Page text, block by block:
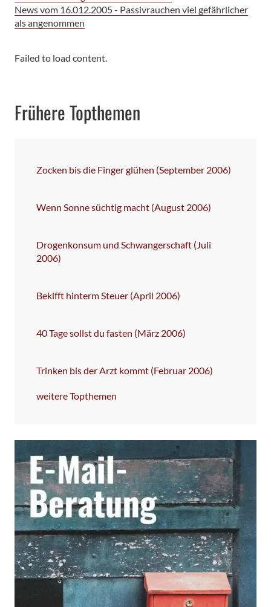
News vom 16.012.2005 - Passivrauchen viel gefährlicher
als angenommen
Failed to load content.
Frühere Topthemen
Zocken bis die Finger glühen (September 2006)
Wenn Sonne süchtig macht (August 2006)
Drogenkonsum und Schwangerschaft (Juli
2006)
Bekifft hinterm Steuer (April 2006)
40 Tage sollst du fasten (März 2006)
Trinken bis der Arzt kommt (Februar 2006)
weitere Topthemen